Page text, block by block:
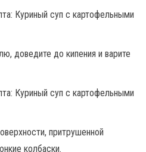
доведите до кипения и варите
притрушенной
колбаски.